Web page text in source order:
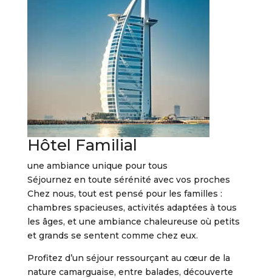
Hôtel Familial
une ambiance unique pour tous
Séjournez en toute sérénité avec vos proches
Chez nous, tout est pensé pour les familles :
chambres spacieuses, activités adaptées à tous
les âges, et une ambiance chaleureuse où petits
et grands se sentent comme chez eux.
Profitez d’un séjour ressourçant au cœur de la
nature camarguaise, entre balades, découverte